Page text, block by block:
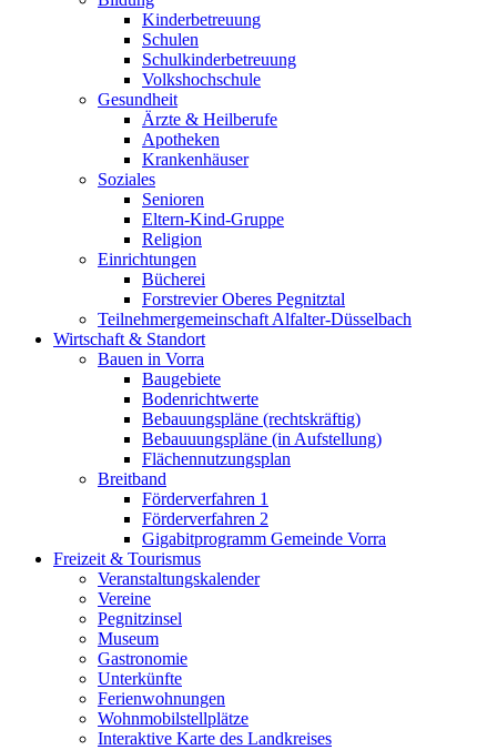
Kinderbetreuung
Schulen
Schulkinderbetreuung
Volkshochschule
Gesundheit
Ärzte & Heilberufe
Apotheken
Krankenhäuser
Soziales
Senioren
Eltern-Kind-Gruppe
Religion
Einrichtungen
Bücherei
Forstrevier Oberes Pegnitztal
Teilnehmergemeinschaft Alfalter-Düsselbach
Wirtschaft & Standort
Bauen in Vorra
Baugebiete
Bodenrichtwerte
Bebauungspläne (rechtskräftig)
Bebauuungspläne (in Aufstellung)
Flächennutzungsplan
Breitband
Förderverfahren 1
Förderverfahren 2
Gigabitprogramm Gemeinde Vorra
Freizeit & Tourismus
Veranstaltungskalender
Vereine
Pegnitzinsel
Museum
Gastronomie
Unterkünfte
Ferienwohnungen
Wohnmobilstellplätze
Interaktive Karte des Landkreises